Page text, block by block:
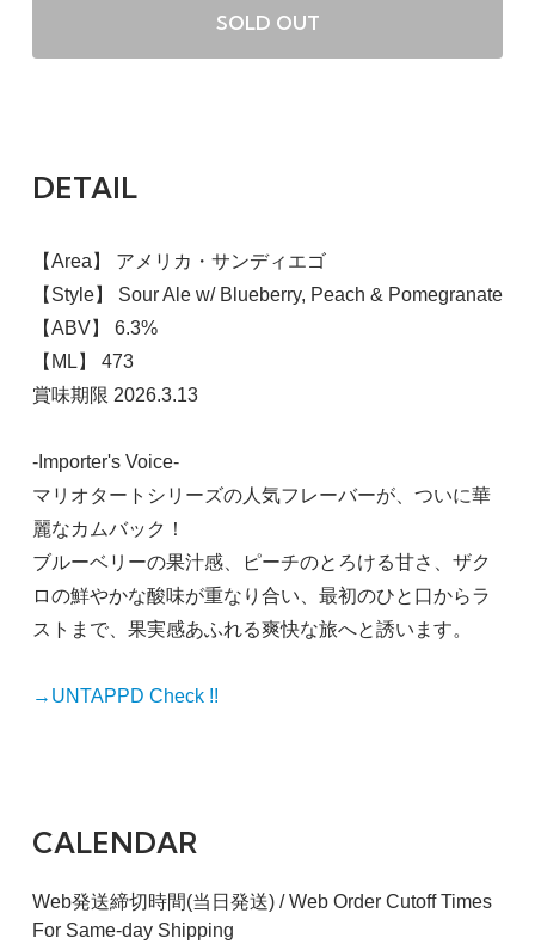
SOLD OUT
DETAIL
【Area】 アメリカ・サンディエゴ
【Style】 Sour Ale w/ Blueberry, Peach & Pomegranate
【ABV】 6.3%
【ML】 473
賞味期限 2026.3.13
-Importer's Voice-
マリオタートシリーズの人気フレーバーが、ついに華
麗なカムバック！
ブルーベリーの果汁感、ピーチのとろける甘さ、ザク
ロの鮮やかな酸味が重なり合い、最初のひと口からラ
ストまで、果実感あふれる爽快な旅へと誘います。
→UNTAPPD Check !!
CALENDAR
Web発送締切時間(当日発送) / Web Order Cutoff Times
For Same-day Shipping